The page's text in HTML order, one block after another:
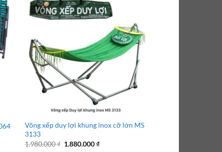
Võng xếp duy lợi khung inox cỡ lớn MS
3133
1.980.000₫ Giá
1.880.000₫Giá